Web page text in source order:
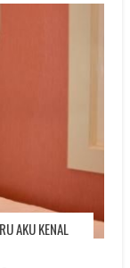
AKU KENAL